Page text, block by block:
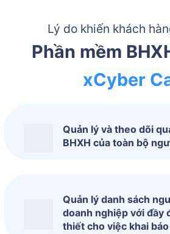
Lý do khiến khách
Phần mềm
xCyber
Quản lý và theo dõi
BHXH của toàn bộ
Quản lý danh sách
doanh nghiệp với đầy
thiết cho việc khai báo